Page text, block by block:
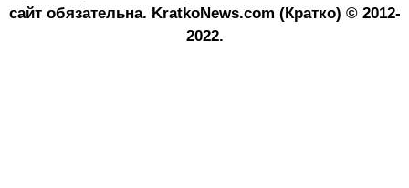
сайт обязательна. KratkoNews.com (Кратко) © 2012-
2022.